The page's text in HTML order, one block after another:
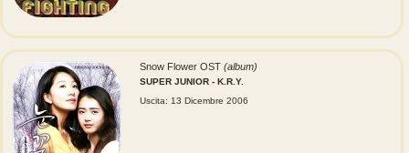
Snow Flower OST (album)
SUPER JUNIOR - K.R.Y.
Uscita: 13 Dicembre 2006